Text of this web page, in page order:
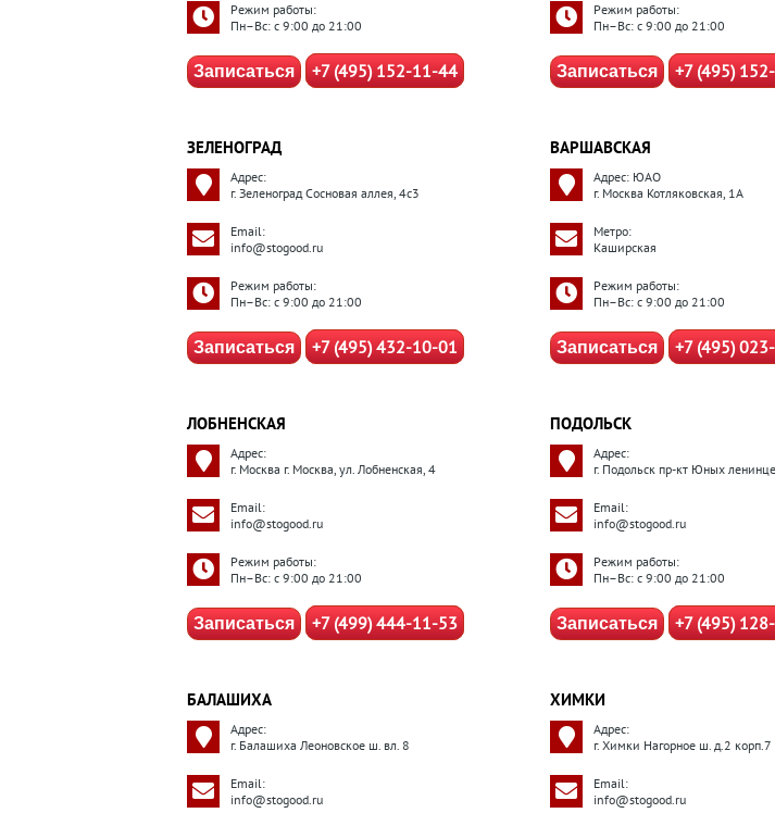
Режим работы:
Пн–Вс: с 9:00 до 21:00
Записаться +7 (495) 152-11-44
Режим работы:
Пн–Вс: с 9:00 до 21:00
Записаться +7 (495)
ЗЕЛЕНОГРАД
Адрес:
г. Зеленоград Сосновая аллея, 4с3
Email:
info@stogood.ru
Режим работы:
Пн–Вс: с 9:00 до 21:00
Записаться +7 (495) 432-10-01
ВАРШАВСКАЯ
Адрес: ЮАО
г. Москва Котляковская, 1А
Метро:
Каширская
Режим работы:
Пн–Вс: с 9:00 до 21:00
Записаться +7 (495)
ЛОБНЕНСКАЯ
Адрес:
г. Москва г. Москва, ул. Лобненская, 4
Email:
info@stogood.ru
Режим работы:
Пн–Вс: с 9:00 до 21:00
Записаться +7 (499) 444-11-53
ПОДОЛЬСК
Адрес:
г. Подольск пр-кт Юных
Email:
info@stogood.ru
Режим работы:
Пн–Вс: с 9:00 до 21:00
Записаться +7 (495)
БАЛАШИХА
Адрес:
г. Балашиха Леоновское ш. вл. 8
Email:
info@stogood.ru
ХИМКИ
Адрес:
г. Химки Нагорное ш. д.2 корп.7
Email:
info@stogood.ru